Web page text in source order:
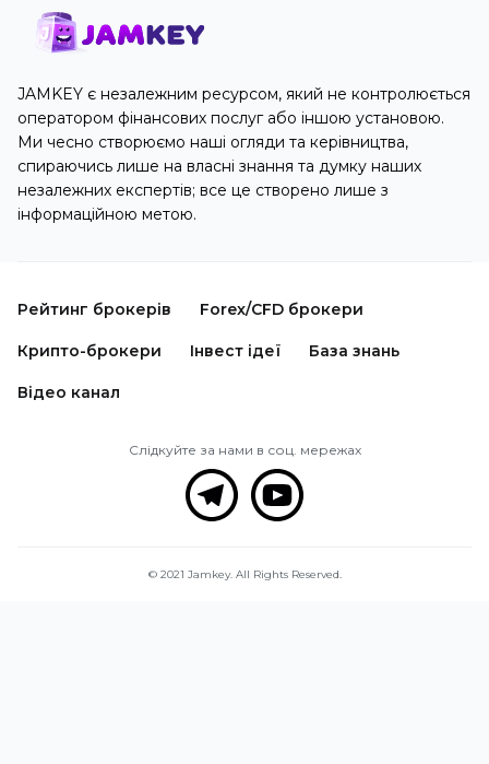
JAMKEY є незалежним ресурсом, який не контролюється
оператором фінансових послуг або іншою установою.
Ми чесно створюємо наші огляди та керівництва,
спираючись лише на власні знання та думку наших
незалежних експертів; все це створено лише з
інформаційною метою.
Рейтинг брокерів Forex/CFD брокери
Крипто-брокери Інвест ідеї База знань
Відео канал
Слідкуйте за нами в соц. мережах
© 2021 Jamkey. All Rights Reserved.